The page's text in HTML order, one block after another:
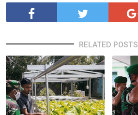
RELATED POSTS